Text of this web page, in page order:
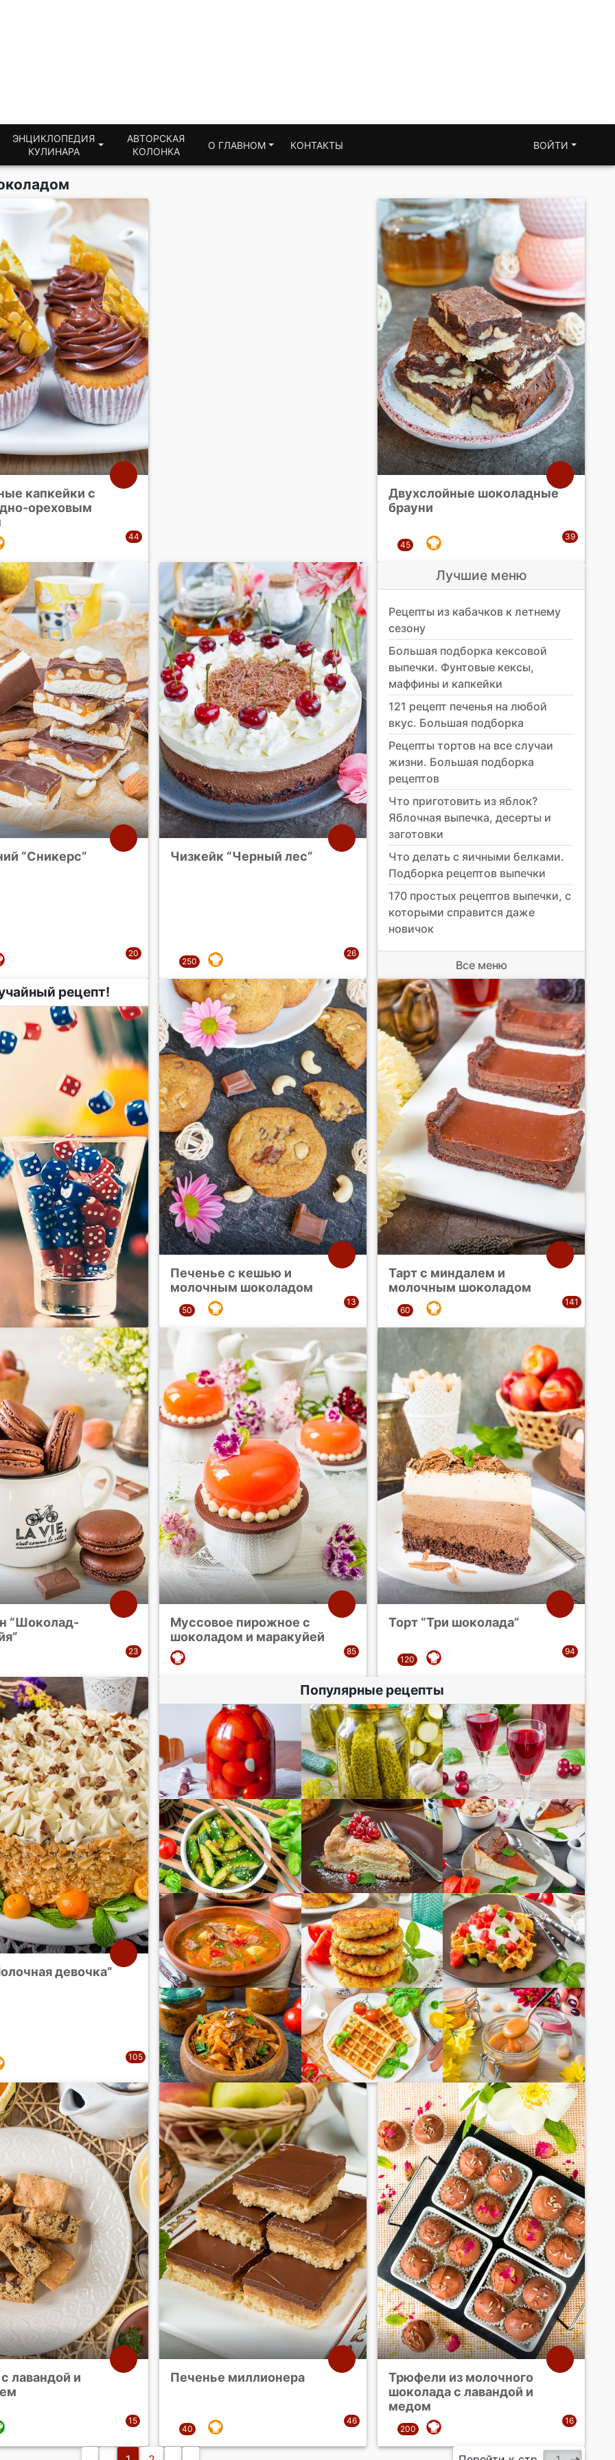
ЭНЦИКЛОПЕДИЯ
КУЛИНАРА
АВТОРСКАЯ
КОЛОНКА
О ГЛАВНОМ КОНТАКТЫ ВОЙТИ
капкейки с
ореховым
Двухслойные шоколадные
брауни
“Сникерс” Чизкейк “Черный лес”
Лучшие меню
Рецепты из кабачков к летнему
сезону
Большая подборка кексовой
выпечки. Фунтовые кексы,
маффины и капкейки
121 рецепт печенья на любой
вкус. Большая подборка
Рецепты тортов на все случаи
жизни. Большая подборка
рецептов
Что приготовить из яблок?
Яблочная выпечка, десерты и
заготовки
Что делать с яичными белками.
Подборка рецептов выпечки
170 простых рецептов выпечки, с
которыми справится даже
новичок
Все меню
рецепт!
Печенье с кешью и
молочным шоколадом
Тарт с миндалем и
молочным шоколадом
“Шоколад-
Муссовое пирожное с
шоколадом и маракуйей
Торт “Три шоколада”
девочка”
Популярные рецепты
лавандой и
Печенье миллионера
Трюфели из молочного
шоколада с лавандой и
медом